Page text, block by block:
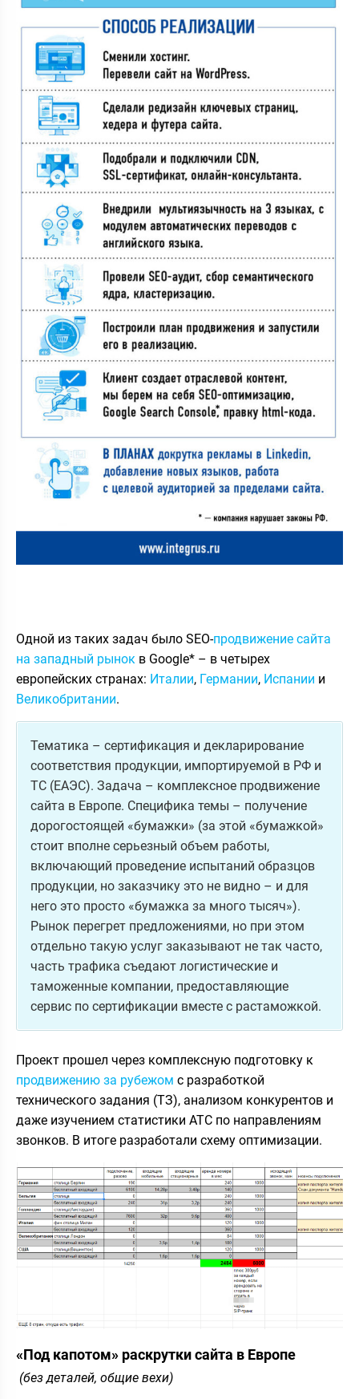
Одной из таких задач было SEO-продвижение сайта
на западный рынок в Google* – в четырех
европейских странах: Италии, Германии, Испании и
Великобритании.
Тематика – сертификация и декларирование
соответствия продукции, импортируемой в РФ и
ТС (ЕАЭС). Задача – комплексное продвижение
сайта в Европе. Специфика темы – получение
дорогостоящей «бумажки» (за этой «бумажкой»
стоит вполне серьезный объем работы,
включающий проведение испытаний образцов
продукции, но заказчику это не видно – и для
него это просто «бумажка за много тысяч»).
Рынок перегрет предложениями, но при этом
отдельно такую услуг заказывают не так часто,
часть трафика съедают логистические и
таможенные компании, предоставляющие
сервис по сертификации вместе с растаможкой.
Проект прошел через комплексную подготовку к
продвижению за рубежом с разработкой
технического задания (ТЗ), анализом конкурентов и
даже изучением статистики АТС по направлениям
звонков. В итоге разработали схему оптимизации.
«Под капотом» раскрутки сайта в Европе
(без деталей, общие вехи)